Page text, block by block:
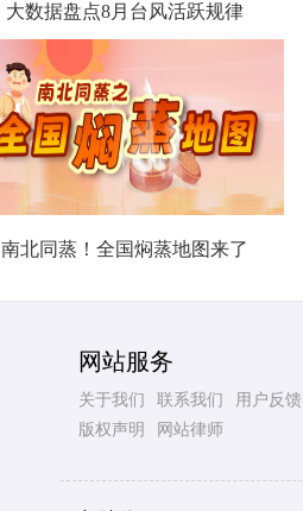
大数据盘点8月台风活跃规律
南北同蒸！全国焖蒸地图来了
网站服务
关于我们 联系我们
用户反馈
版权声明
网站律师